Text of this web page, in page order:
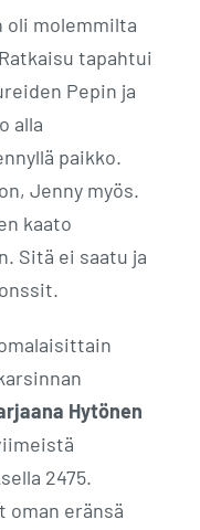
oli molemmilta
tapahtui
Pepin ja
alla
paikko.
Jenny myös.
kaato
Sitä ei saatu ja
Hytönen
2475.
eränsä